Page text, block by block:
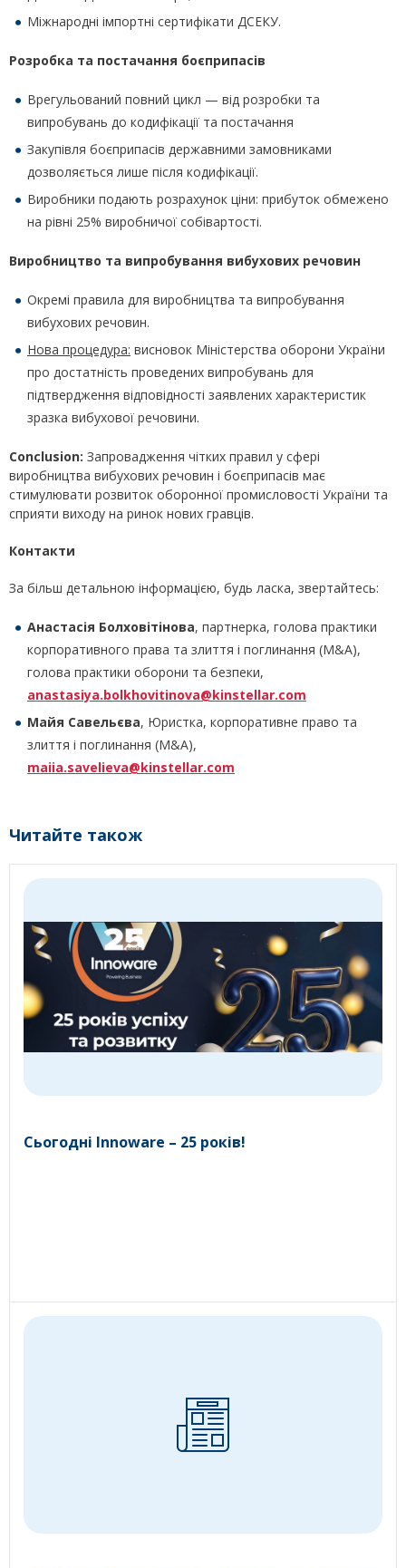
Міжнародні імпортні сертифікати ДСЕКУ.
Розробка та постачання боєприпасів
Врегульований повний цикл — від розробки та
випробувань до кодифікації та постачання
Закупівля боєприпасів державними замовниками
дозволяється лише після кодифікації.
Виробники подають розрахунок ціни: прибуток обмежено
на рівні 25% виробничої собівартості.
Виробництво та випробування вибухових речовин
Окремі правила для виробництва та випробування
вибухових речовин.
Нова процедура: висновок Міністерства оборони України
про достатність проведених випробувань для
підтвердження відповідності заявлених характеристик
зразка вибухової речовини.
Conclusion: Запровадження чітких правил у сфері
виробництва вибухових речовин і боєприпасів має
стимулювати розвиток оборонної промисловості України та
сприяти виходу на ринок нових гравців.
Контакти
За більш детальною інформацією, будь ласка, звертайтесь:
Анастасія Болховітінова, партнерка, голова практики
корпоративного права та злиття і поглинання (M&A),
голова практики оборони та безпеки,
anastasiya.bolkhovitinova@kinstellar.com
Майя Савельєва, Юристка, корпоративне право та
злиття і поглинання (M&A),
maiia.savelieva@kinstellar.com
Читайте також
Сьогодні Innoware – 25 років!